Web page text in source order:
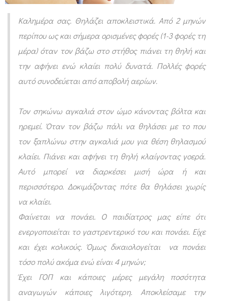
ι
Καλημέρα σας. Θηλάζει αποκλειστικά. Aπό 2 μηνών
περίπου ως και σήμερα ορισμένες φορές (1-3 φορές τη
μέρα) όταν τον βάζω στο στήθος πιάνει τη θηλή και
την αφήνει ενώ κλαίει πολύ δυνατά. Πολλές φορές
αυτό συνοδεύεται από αποβολή αερίων.
Τον σηκώνω αγκαλιά στον ώμο κάνοντας βόλτα και
ηρεμεί. Όταν τον βάζω πάλι να θηλάσει με το που
τον ξαπλώνω στην αγκαλιά μου για θέση θηλασμού
κλαίει. Πιάνει και αφήνει τη θηλή κλαίγοντας γοερά.
Αυτό μπορεί να διαρκέσει μισή ώρα ή και
περισσότερο. Δοκιμάζοντας πότε θα θηλάσει χωρίς
να κλαίει.
Φαίνεται να πονάει. Ο παιδίατρος μας είπε ότι
ενεργοποιείται το γαστρεντερικό του και πονάει. Είχε
και έχει κολικούς. Όμως δικαιολογείται να πονάει
τόσο πολύ ακόμα ενώ είναι 4 μηνών;
Έχει ΓΟΠ και κάποιες μέρες μεγάλη ποσότητα
αναγωγών κάποιες λιγότερη. Αποκλείσαμε την